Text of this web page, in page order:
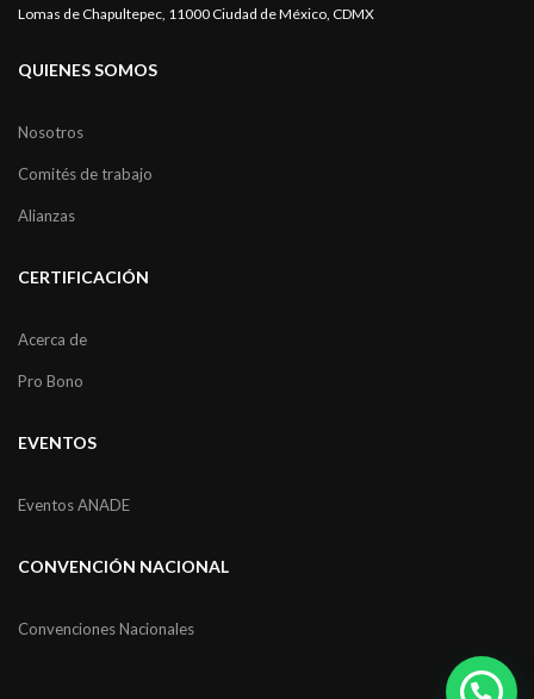
Lomas de Chapultepec, 11000 Ciudad de México, CDMX
QUIENES SOMOS
Nosotros
Comités de trabajo
Alianzas
CERTIFICACIÓN
Acerca de
Pro Bono
EVENTOS
Eventos ANADE
CONVENCIÓN NACIONAL
Convenciones Nacionales